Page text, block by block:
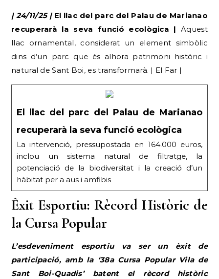
| 24/11/25 | El llac del parc del Palau de Marianao
recuperarà la seva funció ecològica |Aquest
llac ornamental, considerat un element simbòlic
dins d’un parc que és alhora patrimoni històric i
natural de Sant Boi, es transformarà. | El Far |
El llac del parc del Palau de Marianao
recuperarà la seva funció ecològica
La intervenció, pressupostada en 164.000 euros,
inclou un sistema natural de filtratge, la
potenciació de la biodiversitat i la creació d’un
hàbitat per a aus i amfibis
Èxit Esportiu: Rècord Històric de
la Cursa Popular
L’esdeveniment esportiu va ser un èxit de
participació, amb la ‘38a Cursa Popular Vila de
Sant Boi-Quadis’ batent el rècord històric